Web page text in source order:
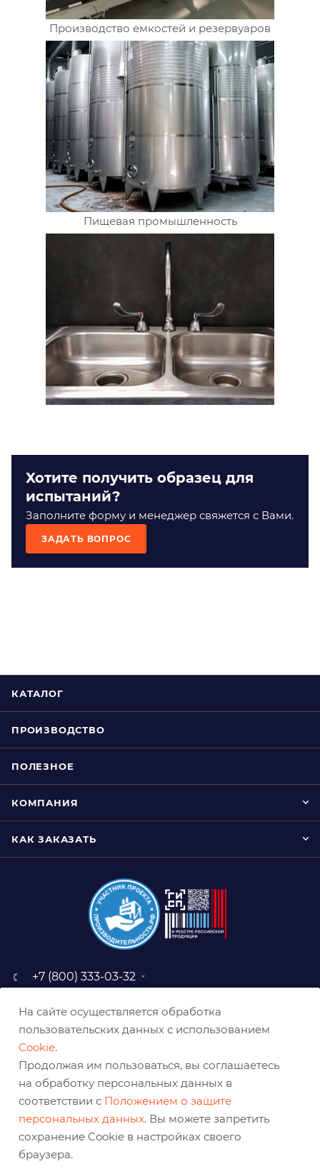
Производство емкостей и резервуаров
Пищевая промышленность
Хотите получить образец для
испытаний?
Заполните форму и менеджер свяжется с Вами.
ЗАДАТЬ ВОПРОС
КАТАЛОГ
ПРОИЗВОДСТВО
ПОЛЕЗНОЕ
КОМПАНИЯ
КАК ЗАКАЗАТЬ
+7 (800) 333-03-32
baz@belabraziv.ru
308009, Россия, г. Белгород,
На сайте осуществляется обработка
пользовательских данных с использованием
Cookie.
Продолжая им пользоваться, вы соглашаетесь
на обработку персональных данных в
соответствии с Положением о защите
персональных данных. Вы можете запретить
сохранение Cookie в настройках своего
браузера.